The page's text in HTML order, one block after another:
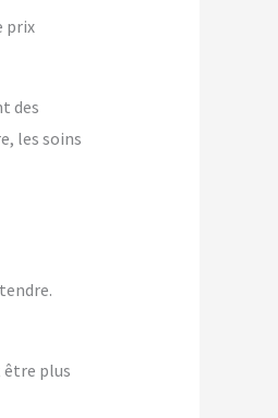
prix
des
les soins
être plus